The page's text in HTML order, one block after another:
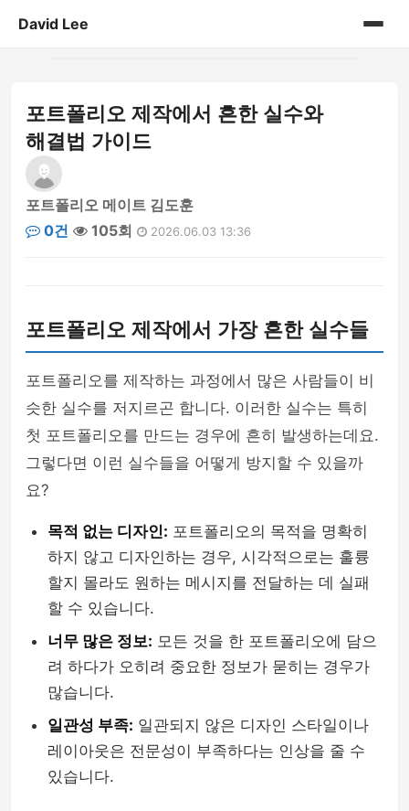
David Lee
게시판
포트폴리오 제작에서 흔한 실수와
해결법 가이드
포트폴리오 메이트 김도훈
0건
105회 2026.06.03 13:36
포트폴리오 제작에서 가장 흔한 실수들
포트폴리오를 제작하는 과정에서 많은 사람들이 비
슷한 실수를 저지르곤 합니다. 이러한 실수는 특히
첫 포트폴리오를 만드는 경우에 흔히 발생하는데요.
그렇다면 이런 실수들을 어떻게 방지할 수 있을까
요?
목적 없는 디자인: 포트폴리오의 목적을 명확히
하지 않고 디자인하는 경우, 시각적으로는 훌륭
할지 몰라도 원하는 메시지를 전달하는 데 실패
할 수 있습니다.
너무 많은 정보: 모든 것을 한 포트폴리오에 담으
려 하다가 오히려 중요한 정보가 묻히는 경우가
많습니다.
일관성 부족: 일관되지 않은 디자인 스타일이나
레이아웃은 전문성이 부족하다는 인상을 줄 수
있습니다.